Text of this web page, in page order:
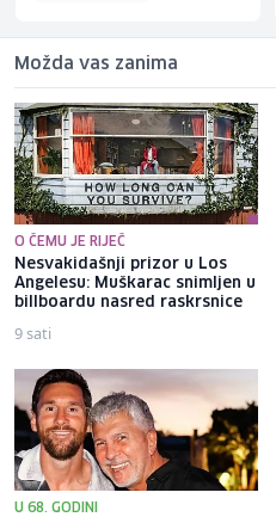
Možda vas zanima
O ČEMU JE RIJEČ
Nesvakidašnji prizor u Los
Angelesu: Muškarac snimljen u
billboardu nasred raskrsnice
9 sati
U 68. GODINI